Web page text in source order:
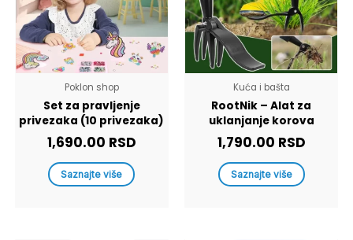
Poklon shop
Set za pravljenje
privezaka (10 privezaka)
1,690.00 RSD
Saznajte više
Kuća i bašta
RootNik – Alat za
uklanjanje korova
1,790.00 RSD
Saznajte više